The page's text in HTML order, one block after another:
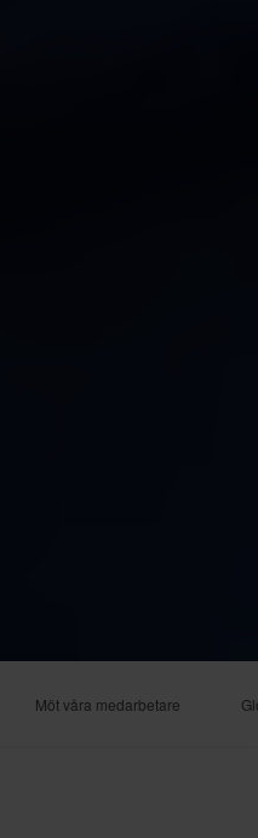
Möt våra medarbetare